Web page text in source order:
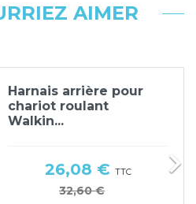
AIMER
Harnais arrière pour
chariot roulant
Walkin...
Prix de base
32,60 €
Prix
26,08 € TTC 